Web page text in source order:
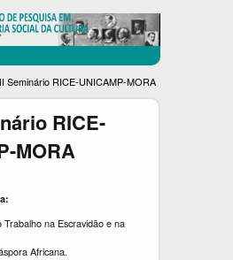
Seminário RICE-UNICAMP-MORA
RICE-
MORA
Trabalho na Escravidão e na
Africana.